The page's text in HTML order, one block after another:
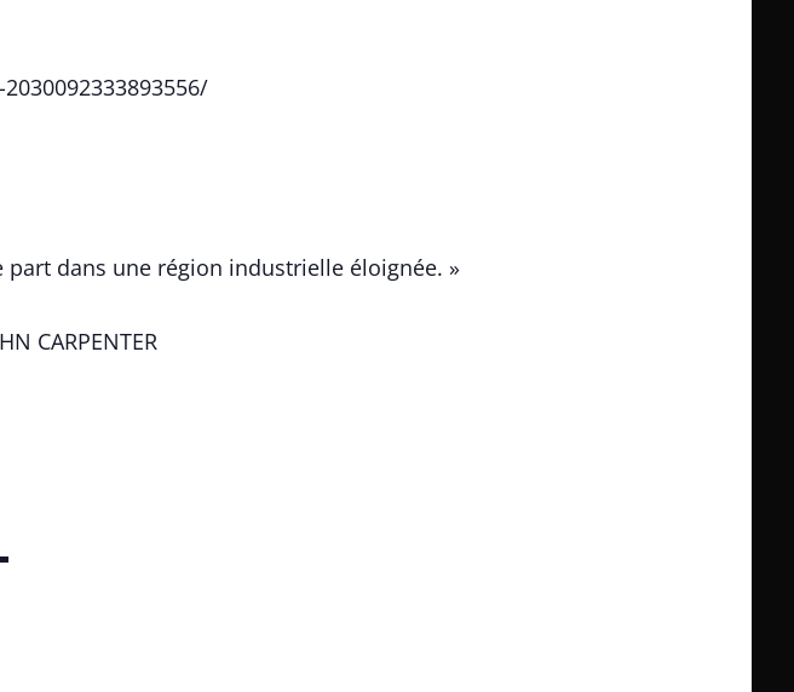
dans une région industrielle éloignée. »
CARPENTER